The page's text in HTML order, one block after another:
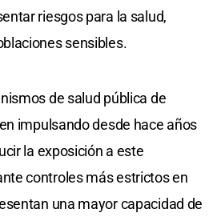
riesgos para la salud,
sensibles.
de salud pública de
impulsando desde hace años
la exposición a este
controles más estrictos en
una mayor capacidad de